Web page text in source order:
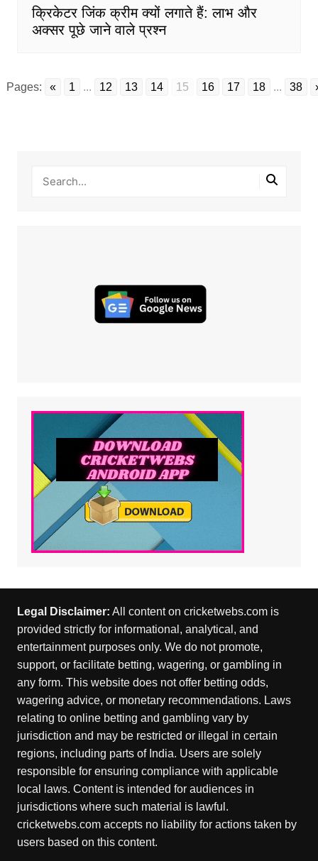
क्रिकेटर जिंक क्रीम क्यों लगाते हैं: लाभ और
अक्सर पूछे जाने वाले प्रश्न
Pages: « 1 ... 12 13 14 15 16 17 18 ... 38
Legal Disclaimer: All content on cricketwebs.com is
provided strictly for informational, analytical, and
entertainment purposes only. We do not promote,
support, or facilitate betting, wagering, or gambling in
any form. This website does not offer betting odds,
wagering advice, or monetary recommendations. Laws
relating to online betting and gambling vary by
jurisdiction and may be restricted or illegal in certain
regions, including parts of India. Users are solely
responsible for ensuring compliance with applicable
local laws. Content is intended for audiences in
jurisdictions where such material is lawful.
cricketwebs.com accepts no liability for actions taken by
users based on this content.